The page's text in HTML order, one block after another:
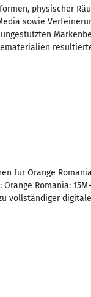
physischer
sowie
für Orange
Romania:
vollständiger